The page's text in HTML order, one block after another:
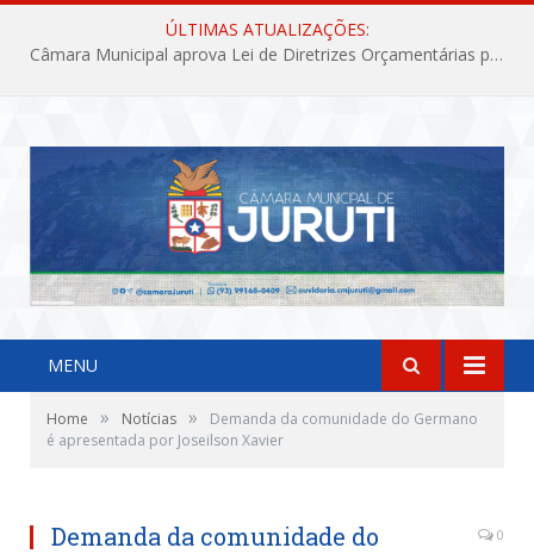
ÚLTIMAS ATUALIZAÇÕES:
Câmara Municipal aprova Lei de Diretrizes Orçamentárias para o exercício financeiro de 2027
MENU
Home » Notícias »
Demanda da comunidade do Germano
é apresentada por Joseilson Xavier
Demanda da comunidade do
0